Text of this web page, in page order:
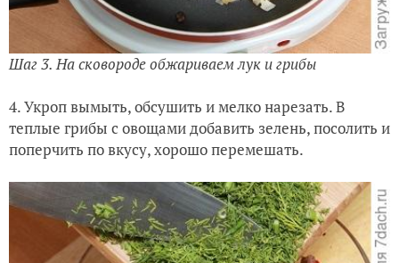
Шаг 3. На сковороде обжариваем лук и грибы
4. Укроп вымыть, обсушить и мелко нарезать. В
теплые грибы с овощами добавить зелень, посолить и
поперчить по вкусу, хорошо перемешать.